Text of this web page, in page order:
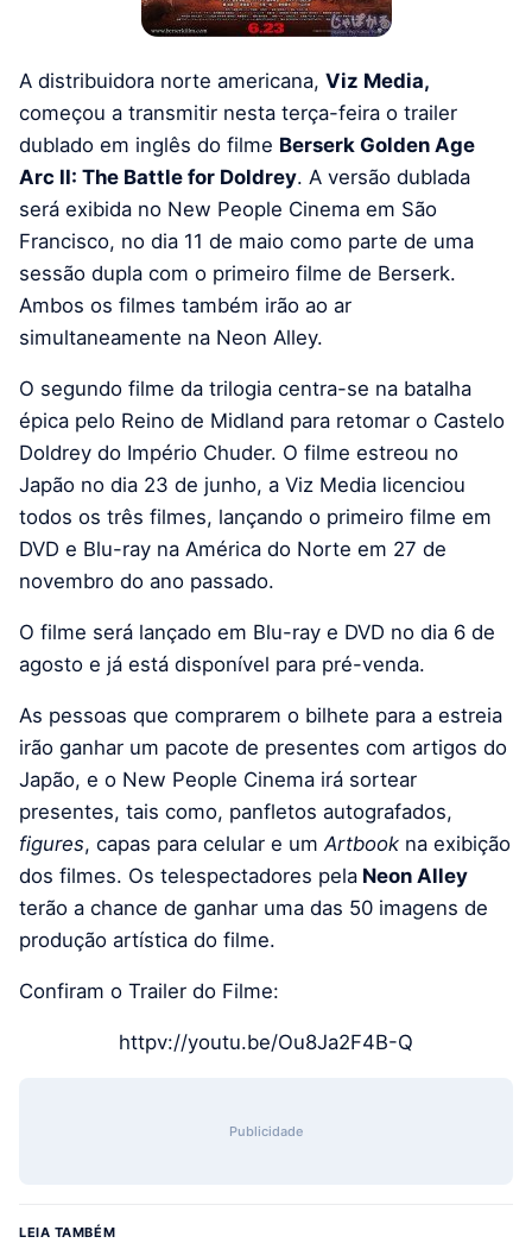
A distribuidora norte americana, Viz Media,
começou a transmitir nesta terça-feira o trailer
dublado em inglês do filme Berserk Golden Age
Arc II: The Battle for Doldrey. A versão dublada
será exibida no New People Cinema em São
Francisco, no dia 11 de maio como parte de uma
sessão dupla com o primeiro filme de Berserk.
Ambos os filmes também irão ao ar
simultaneamente na Neon Alley.
O segundo filme da trilogia centra-se na batalha
épica pelo Reino de Midland para retomar o Castelo
Doldrey do Império Chuder. O filme estreou no
Japão no dia 23 de junho, a Viz Media licenciou
todos os três filmes, lançando o primeiro filme em
DVD e Blu-ray na América do Norte em 27 de
novembro do ano passado.
O filme será lançado em Blu-ray e DVD no dia 6 de
agosto e já está disponível para pré-venda.
As pessoas que comprarem o bilhete para a estreia
irão ganhar um pacote de presentes com artigos do
Japão, e o New People Cinema irá sortear
presentes, tais como, panfletos autografados,
figures, capas para celular e umArtbook na exibição
dos filmes. Os telespectadores pela Neon Alley
terão a chance de ganhar uma das 50 imagens de
produção artística do filme.
Confiram o Trailer do Filme:
httpv://youtu.be/Ou8Ja2F4B-Q
Publicidade
LEIA TAMBÉM